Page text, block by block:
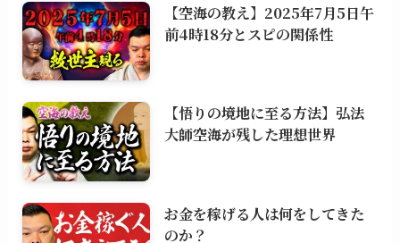
【空海の教え】2025年7月5日午
前4時18分とスピの関係性
【悟りの境地に至る方法】弘法
大師空海が残した理想世界
お金を稼げる人は何をしてきた
のか？